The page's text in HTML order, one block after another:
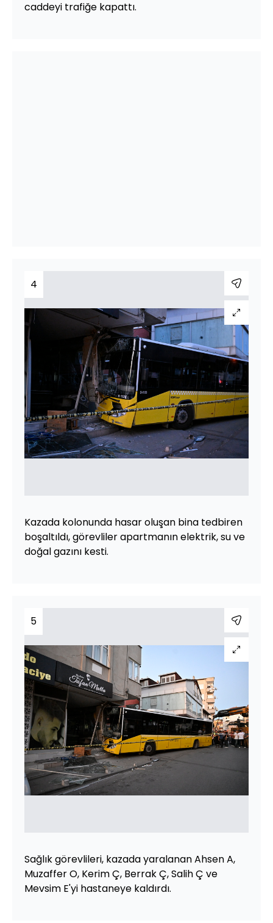
caddeyi trafiğe kapattı.
4
Kazada kolonunda hasar oluşan bina tedbiren
boşaltıldı, görevliler apartmanın elektrik, su ve
doğal gazını kesti.
5
Sağlık görevlileri, kazada yaralanan Ahsen A,
Muzaffer O, Kerim Ç, Berrak Ç, Salih Ç ve
Mevsim E'yi hastaneye kaldırdı.